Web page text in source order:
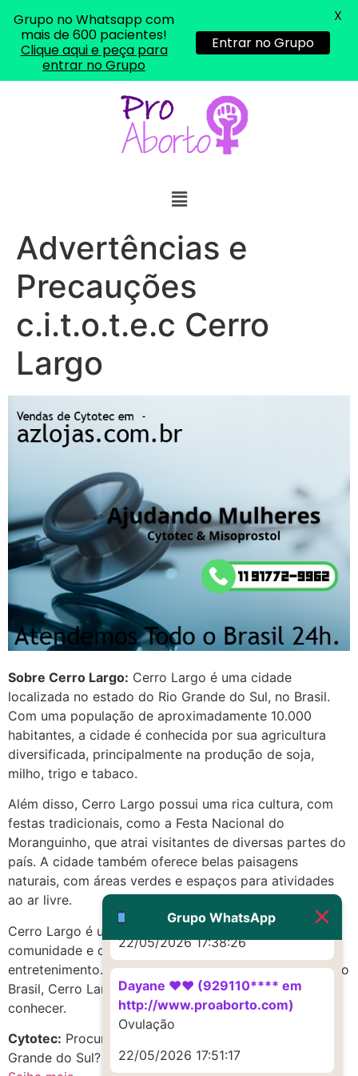
Advertências e
Precauções
c.i.t.o.t.e.c Cerro
Largo
Sobre Cerro Largo: Cerro Largo é uma cidade
localizada no estado do Rio Grande do Sul, no Brasil.
Com uma população de aproximadamente 10.000
habitantes, a cidade é conhecida por sua agricultura
diversificada, principalmente na produção de soja,
milho, trigo e tabaco.
Além disso, Cerro Largo possui uma rica cultura, com
festas tradicionais, como a Festa Nacional do
Moranguinho, que atrai visitantes de diversas partes do
país. A cidade também oferece belas paisagens
naturais, com áreas verdes e espaços para atividades
ao ar livre.
Cerro Largo é uma cidade acolhedora, com uma forte
comunidade e diversas opções de lazer e
entretenimento. Se você está planejando visitar o sul do
Brasil, Cerro Largo é um destino que vale a pena
conhecer.
Cytotec: Procurando mifepristona em Cerro Largo, Rio
Grande do Sul? Confira as melhores opções!
Grupo no Whatsapp com
mais de 600 pacientes!
Clique aqui e peça para
entrar no Grupo
Entrar no Grupo
X
Grupo WhatsApp
22/05/2026 16:35:20
Helly
em http://www.proaborto.com)
Eu estou preparada em varias
áreas mas psicologicamente p ter
sozinha nao estou
em http://www.proaborto.com)
Entao q seja
22/05/2026 17:09:25
G (1199866**** em
começa a sair um líquido
transparente, se é normal ?
22/05/2026 17:10:05
(879121**** em
http://www.proaborto.com)
Deve ser normal
22/05/2026 17:19:15
(879121**** em
http://www.proaborto.com)
22/05/2026 17:19:16
(879121**** em
http://www.proaborto.com)
Deve ser um corrimento normal
mesmo
22/05/2026 17:19:47
G (1199866**** em
http://www.proaborto.com)
Muito obrigadaaaaa
22/05/2026 17:38:26
Dayane ♥️♥️ (929110**** em
http://www.proaborto.com)
Ovulação
22/05/2026 17:51:17